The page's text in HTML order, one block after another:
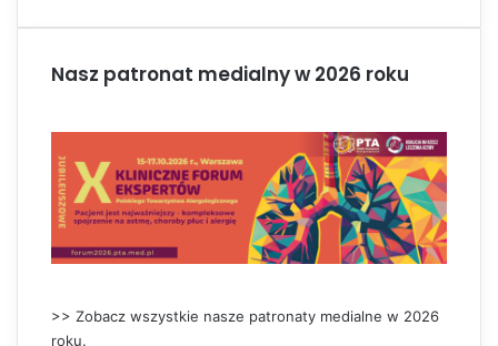
Nasz patronat medialny w 2026 roku
>> Zobacz wszystkie nasze patronaty medialne w 2026
roku.